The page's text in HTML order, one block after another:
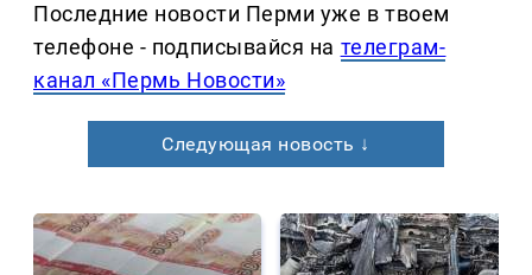
Последние новости Перми уже в твоем
телефоне - подписывайся на телеграм-
канал «Пермь Новости»
Следующая новость ↓